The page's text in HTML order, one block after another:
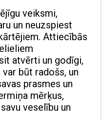
veiksmi,
un neuzspiest
Attiecībās
atvērti un godīgi,
būt radošs, un
prasmes un
mērķus,
veselību un